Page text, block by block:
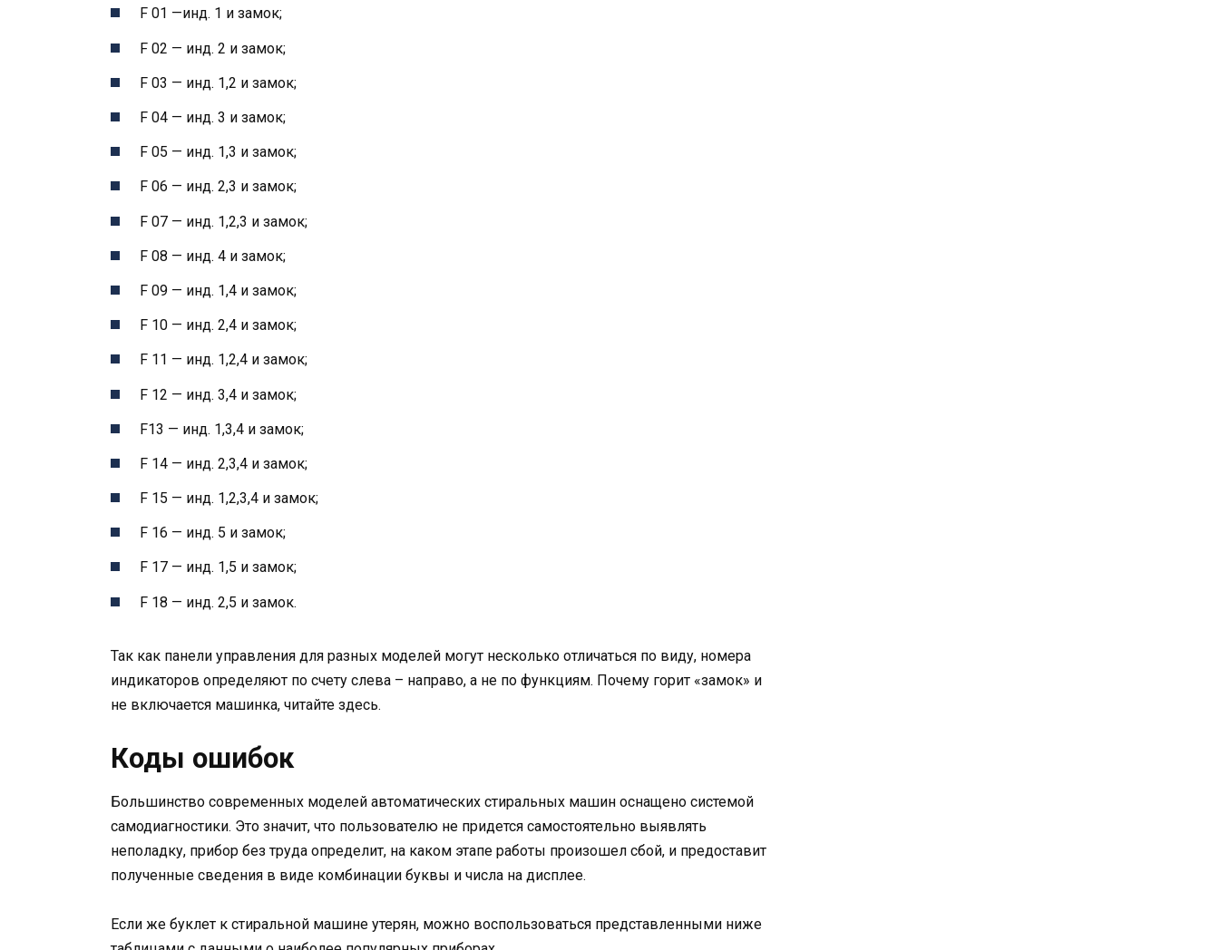
F 01 —инд. 1 и замок;
F 02 — инд. 2 и замок;
F 03 — инд. 1,2 и замок;
F 04 — инд. 3 и замок;
F 05 — инд. 1,3 и замок;
F 06 — инд. 2,3 и замок;
F 07 — инд. 1,2,3 и замок;
F 08 — инд. 4 и замок;
F 09 — инд. 1,4 и замок;
F 10 — инд. 2,4 и замок;
F 11 — инд. 1,2,4 и замок;
F 12 — инд. 3,4 и замок;
F13 — инд. 1,3,4 и замок;
F 14 — инд. 2,3,4 и замок;
F 15 — инд. 1,2,3,4 и замок;
F 16 — инд. 5 и замок;
F 17 — инд. 1,5 и замок;
F 18 — инд. 2,5 и замок.
Так как панели управления для разных моделей могут несколько отличаться по виду, номера
индикаторов определяют по счету слева – направо, а не по функциям. Почему горит «замок» и
не включается машинка, читайте здесь.
Коды ошибок
Большинство современных моделей автоматических стиральных машин оснащено системой
самодиагностики. Это значит, что пользователю не придется самостоятельно выявлять
неполадку, прибор без труда определит, на каком этапе работы произошел сбой, и предоставит
полученные сведения в виде комбинации буквы и числа на дисплее.
Если же буклет к стиральной машине утерян, можно воспользоваться представленными ниже